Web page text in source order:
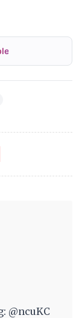
@ncuKC